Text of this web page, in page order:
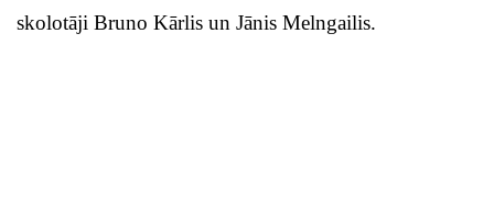
skolotāji Bruno Kārlis un Jānis Melngailis.